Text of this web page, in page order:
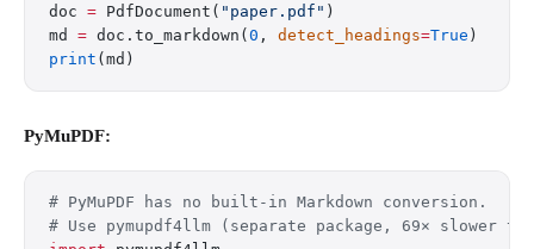
doc = PdfDocument( "paper.pdf" )
md = doc.to_markdown( 0 , detect_headings=True )
print (md)
PyMuPDF:
# PyMuPDF has no built-in Markdown conversion.
# Use pymupdf4llm (separate package, 69× slower